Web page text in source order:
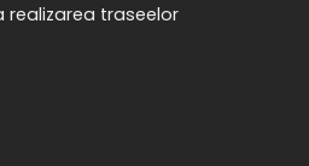
realizarea traseelor